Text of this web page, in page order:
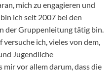
mich zu engagieren und
ich seit 2007 bei den
der Gruppenleitung tätig bin.
ich, vieles von dem,
Jugendliche
vor allem darum, dass die